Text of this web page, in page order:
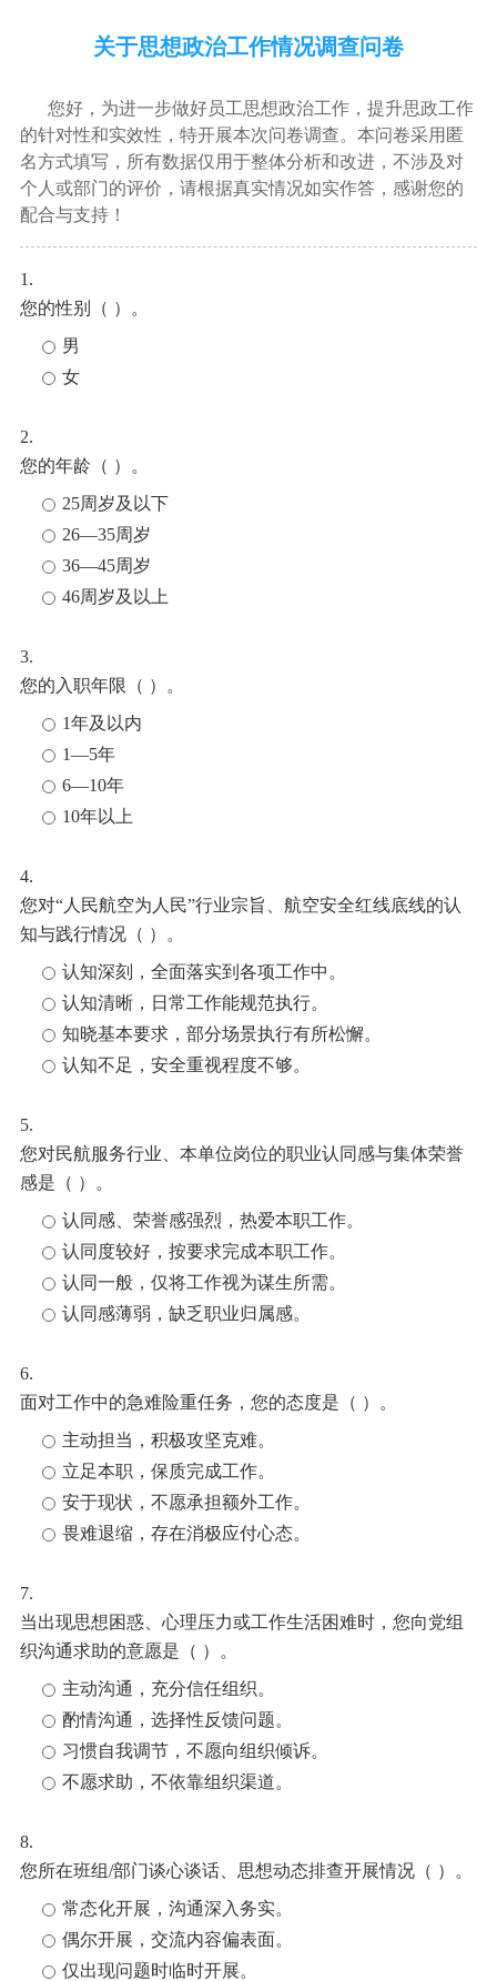
关于思想政治工作情况调查问卷
您好，为进一步做好员工思想政治工作，提升思政工作
的针对性和实效性，特开展本次问卷调查。本问卷采用匿
名方式填写，所有数据仅用于整体分析和改进，不涉及对
个人或部门的评价，请根据真实情况如实作答，感谢您的
配合与支持！
1.
您的性别（ ）。
男
女
2.
您的年龄（ ）。
25周岁及以下
26—35周岁
36—45周岁
46周岁及以上
3.
您的入职年限（ ）。
1年及以内
1—5年
6—10年
10年以上
4.
您对“人民航空为人民”行业宗旨、航空安全红线底线的认
知与践行情况（ ）。
认知深刻，全面落实到各项工作中。
认知清晰，日常工作能规范执行。
知晓基本要求，部分场景执行有所松懈。
认知不足，安全重视程度不够。
5.
您对民航服务行业、本单位岗位的职业认同感与集体荣誉
感是（ ）。
认同感、荣誉感强烈，热爱本职工作。
认同度较好，按要求完成本职工作。
认同一般，仅将工作视为谋生所需。
认同感薄弱，缺乏职业归属感。
6.
面对工作中的急难险重任务，您的态度是（ ）。
主动担当，积极攻坚克难。
立足本职，保质完成工作。
安于现状，不愿承担额外工作。
畏难退缩，存在消极应付心态。
7.
当出现思想困惑、心理压力或工作生活困难时，您向党组
织沟通求助的意愿是（ ）。
主动沟通，充分信任组织。
酌情沟通，选择性反馈问题。
习惯自我调节，不愿向组织倾诉。
不愿求助，不依靠组织渠道。
8.
您所在班组/部门谈心谈话、思想动态排查开展情况（ ）。
常态化开展，沟通深入务实。
偶尔开展，交流内容偏表面。
仅出现问题时临时开展。